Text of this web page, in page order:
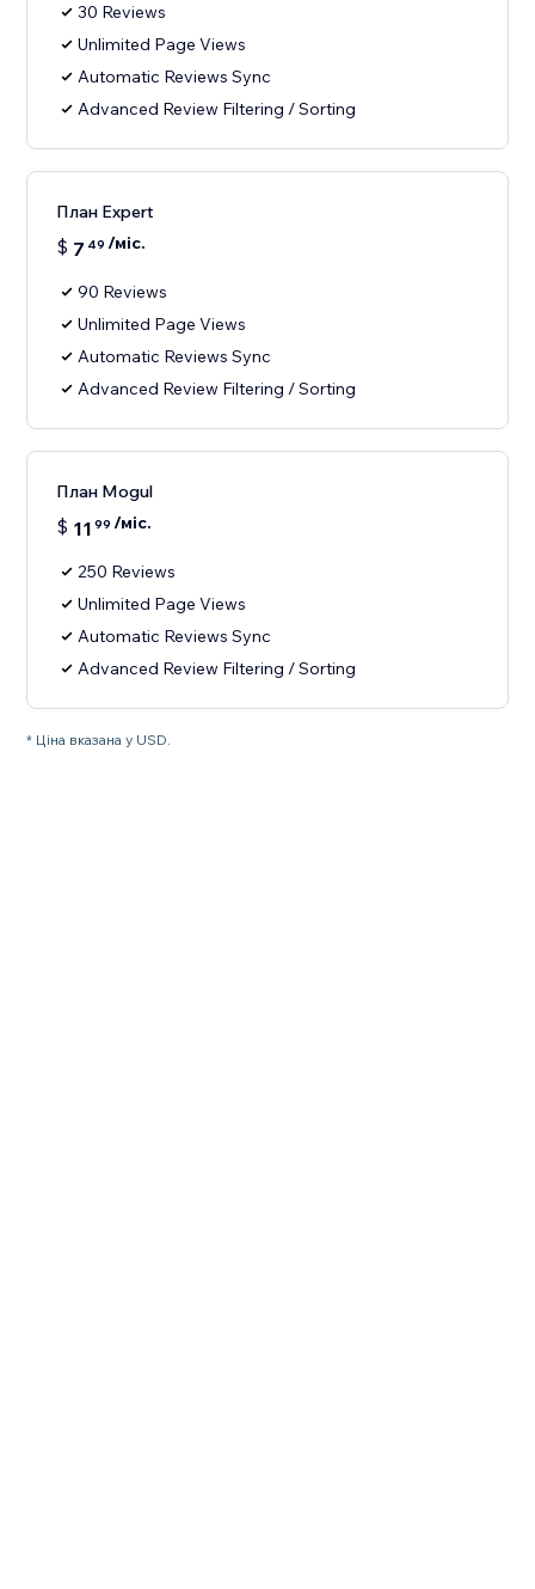
30 Reviews
Unlimited Page Views
Automatic Reviews Sync
Advanced Review Filtering / Sorting
План Expert
$ 7 49 /міс.
90 Reviews
Unlimited Page Views
Automatic Reviews Sync
Advanced Review Filtering / Sorting
План Mogul
$ 11 99 /міс.
250 Reviews
Unlimited Page Views
Automatic Reviews Sync
Advanced Review Filtering / Sorting
* Ціна вказана у USD.